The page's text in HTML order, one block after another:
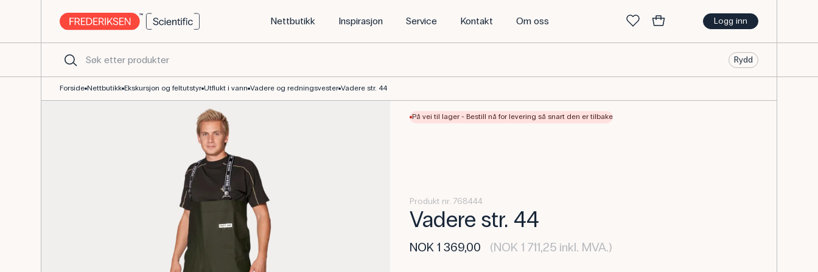
Logg inn
Nettbutikk Inspirasjon Service Kontakt Om oss
Rydd
Forside Nettbutikk Ekskursjon og feltutstyr Utflukt i vann Vadere og redningsvester Vadere str. 44
På vei til lager - Bestill nå for levering så snart den er tilbake
Produkt nr. 768444
Vadere str. 44
NOK 1 369,00 (NOK 1 711,25 inkl. MVA.)